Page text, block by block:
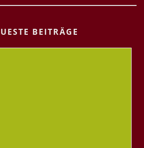
BEITRÄGE